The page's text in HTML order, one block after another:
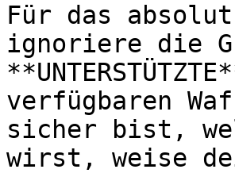
Für das
ignoriere die
verfügbaren
sicher bist,
wirst, weise